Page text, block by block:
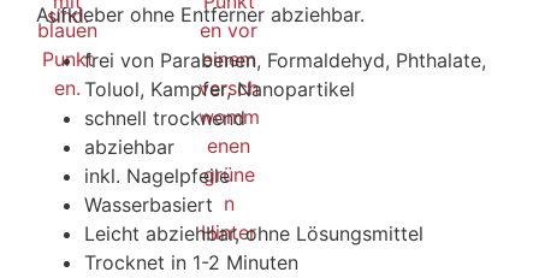
Aufkleber ohne Entferner abziehbar.
frei von Parabenen, Formaldehyd, Phthalate,
Toluol, Kampfer, Nanopartikel
schnell trocknend
abziehbar
inkl. Nagelpfeile
Wasserbasiert
Leicht abziehbar, ohne Lösungsmittel
Trocknet in 1-2 Minuten